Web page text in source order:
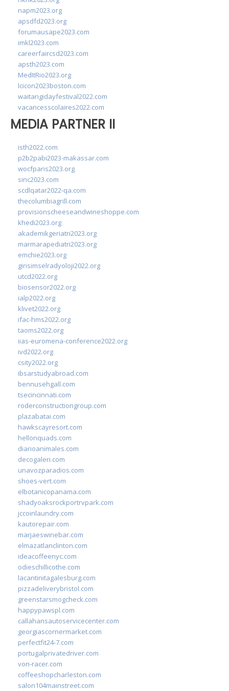
napm2023.org
apsdfd2023.org
forumausape2023.com
imkl2023.com
careerfaircsd2023.com
apsth2023.com
MedItRio2023.org
lcicon2023boston.com
waitangidayfestival2022.com
vacancesscolaires2022.com
MEDIA PARTNER II
isth2022.com
p2b2pabi2023-makassar.com
wocfparis2023.org
sinc2023.com
scdlqatar2022-qa.com
thecolumbiagrill.com
provisionscheeseandwineshoppe.com
khedi2023.org
akademikgeriatri2023.org
marmarapediatri2023.org
emchie2023.org
girisimselradyoloji2022.org
utcd2022.org
biosensor2022.org
ialp2022.org
klivet2022.org
ifac-hms2022.org
taoms2022.org
iias-euromena-conference2022.org
ivd2022.org
csity2022.org
ibsarstudyabroad.com
bennusehgall.com
tsecincinnati.com
roderconstructiongroup.com
plazabatai.com
hawkscayresort.com
hellonquads.com
diarioanimales.com
decogaleri.com
unavozparadios.com
shoes-vert.com
elbotanicopanama.com
shadyoaksrockportrvpark.com
jccoinlaundry.com
kautorepair.com
marjaeswinebar.com
elmazatlanclinton.com
ideacoffeenyc.com
odieschillicothe.com
lacantinitagalesburg.com
pizzadeliverybristol.com
greenstarsmogcheck.com
happypawspl.com
callahansautoservicecenter.com
georgiascornermarket.com
perfectfit24-7.com
portugalprivatedriver.com
von-racer.com
coffeeshopcharleston.com
salon104mainstreet.com